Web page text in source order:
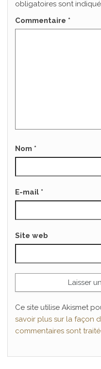
obligatoires sont
Commentaire *
Nom *
E-mail *
Site web
Ce site utilise Akismet
savoir plus sur la façon
commentaires sont